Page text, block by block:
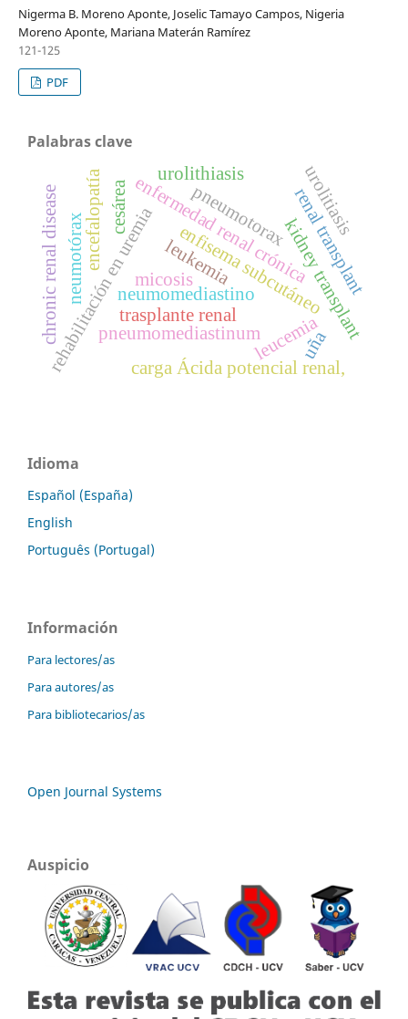
Nigerma B. Moreno Aponte, Joselic Tamayo Campos, Nigeria
Moreno Aponte, Mariana Materán Ramírez
121-125
PDF
Palabras clave
trasplante renal
enfermedad renal crónica
rehabilitación en uremia kidney transplant
renal transplant
chronic renal disease enfisema subcutáneo
neumotórax neumomediastino
pneumotorax
pneumomediastinum
encefalopatía
leucemia
leukemia
carga Ácida potencial renal,
urolitiasis
urolithiasis
micosis
uña
cesárea
Idioma
Español (España)
English
Português (Portugal)
Información
Para lectores/as
Para autores/as
Para bibliotecarios/as
Open Journal Systems
Auspicio